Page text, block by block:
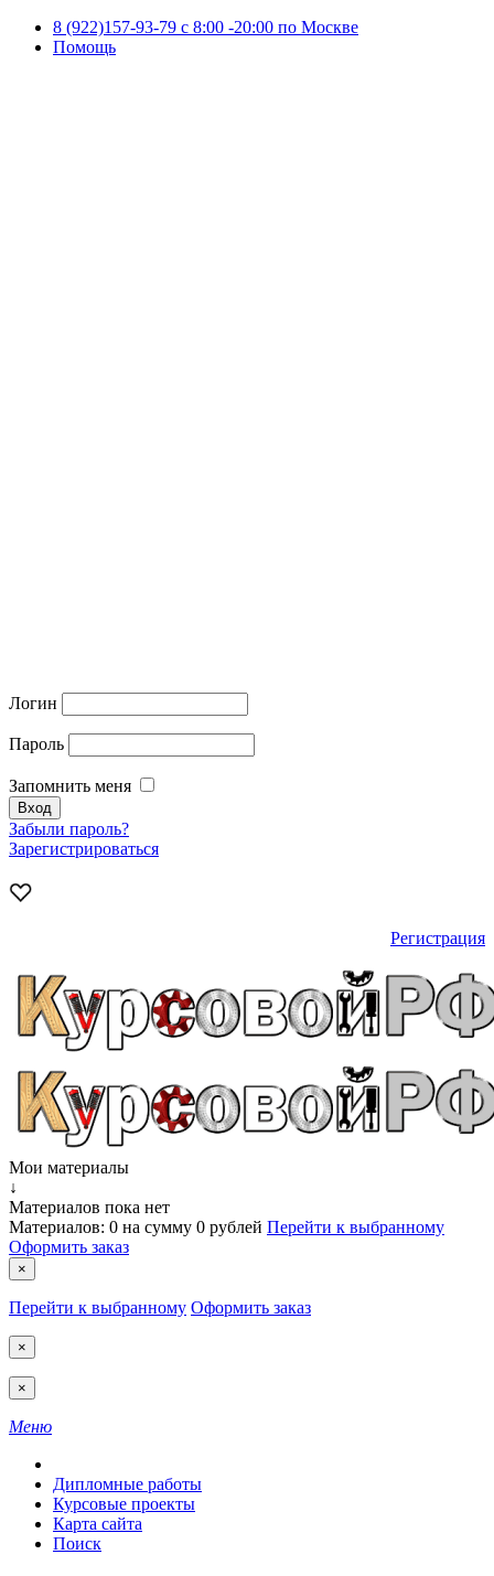
8 (922)157-93-79 c 8:00 -20:00 по Москве
Помощь
Логин
Пароль
Запомнить меня
Забыли пароль?
Зарегистрироваться
Регистрация
Мои материалы
↓
Материалов пока нет
Материалов: 0 на сумму 0 рублей Перейти к выбранному
Оформить заказ
×
Перейти к выбранному Оформить заказ
×
×
Меню
Дипломные работы
Курсовые проекты
Карта сайта
Поиск